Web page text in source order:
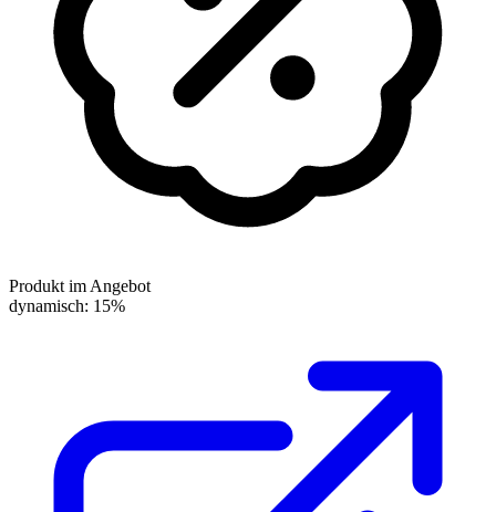
Produkt im Angebot
dynamisch: 15%